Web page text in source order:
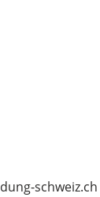
schweiz.ch